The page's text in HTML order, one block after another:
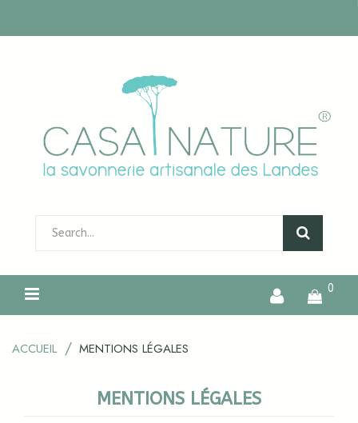
0
ACCUEIL MENTIONS LÉGALES
MENTIONS LÉGALES